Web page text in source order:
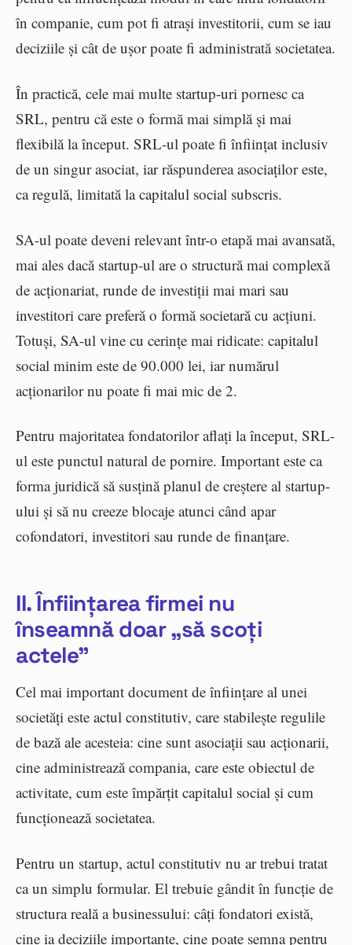
în companie, cum pot fi atrași investitorii, cum se iau
deciziile și cât de ușor poate fi administrată societatea.
În practică, cele mai multe startup-uri pornesc ca
SRL, pentru că este o formă mai simplă și mai
flexibilă la început. SRL-ul poate fi înființat inclusiv
de un singur asociat, iar răspunderea asociaților este,
ca regulă, limitată la capitalul social subscris.
SA-ul poate deveni relevant într-o etapă mai avansată,
mai ales dacă startup-ul are o structură mai complexă
de acționariat, runde de investiții mai mari sau
investitori care preferă o formă societară cu acțiuni.
Totuși, SA-ul vine cu cerințe mai ridicate: capitalul
social minim este de 90.000 lei, iar numărul
acționarilor nu poate fi mai mic de 2.
Pentru majoritatea fondatorilor aflați la început, SRL-
ul este punctul natural de pornire. Important este ca
forma juridică să susțină planul de creștere al startup-
ului și să nu creeze blocaje atunci când apar
cofondatori, investitori sau runde de finanțare.
II. Înființarea firmei nu
înseamnă doar „să scoți
actele”
Cel mai important document de înființare al unei
societăți este actul constitutiv, care stabilește regulile
de bază ale acesteia: cine sunt asociații sau acționarii,
cine administrează compania, care este obiectul de
activitate, cum este împărțit capitalul social și cum
funcționează societatea.
Pentru un startup, actul constitutiv nu ar trebui tratat
ca un simplu formular. El trebuie gândit în funcție de
structura reală a businessului: câți fondatori există,
cine ia deciziile importante, cine poate semna pentru